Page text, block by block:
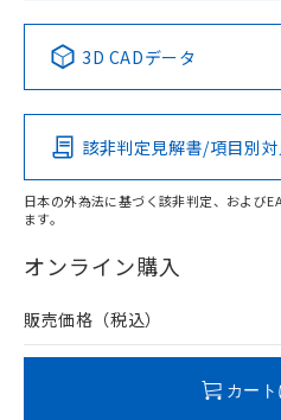
Pb Hg
O
在庫等で未対応品が混在する
問い合わせください。
3D CADデータ
該非判定見解書/項目別
日本の外為法に基づく該非判定、および
ます。
オンライン購入
販売価格（税込）
カー